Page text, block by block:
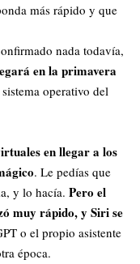
más rápido y que
nada todavía,
en la primavera
operativo del
en llegar a los
. Le pedías que
y lo hacía. Pero el
muy rápido, y Siri se
o el propio asistente
época.